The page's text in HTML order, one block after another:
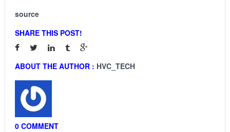
source
SHARE THIS POST!
ABOUT THE AUTHOR : HVC_TECH
0 COMMENT